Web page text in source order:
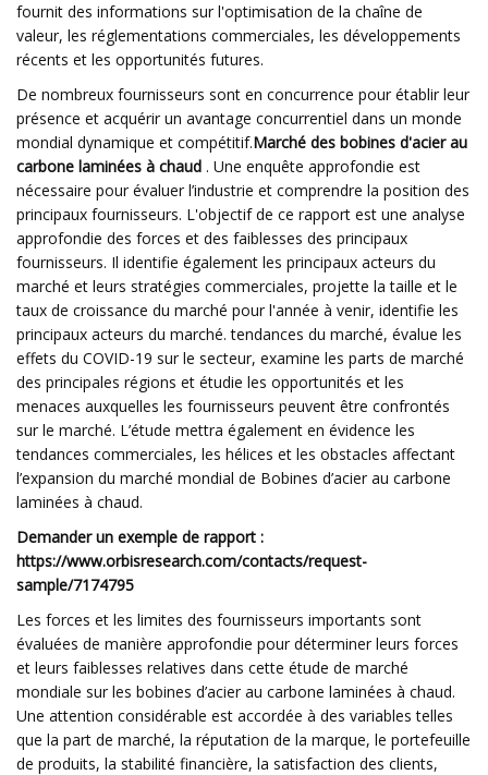
fournit des informations sur l'optimisation de la chaîne de
valeur, les réglementations commerciales, les développements
récents et les opportunités futures.
De nombreux fournisseurs sont en concurrence pour établir leur
présence et acquérir un avantage concurrentiel dans un monde
mondial dynamique et compétitif.Marché des bobines d'acier au
carbone laminées à chaud . Une enquête approfondie est
nécessaire pour évaluer l’industrie et comprendre la position des
principaux fournisseurs. L'objectif de ce rapport est une analyse
approfondie des forces et des faiblesses des principaux
fournisseurs. Il identifie également les principaux acteurs du
marché et leurs stratégies commerciales, projette la taille et le
taux de croissance du marché pour l'année à venir, identifie les
principaux acteurs du marché. tendances du marché, évalue les
effets du COVID-19 sur le secteur, examine les parts de marché
des principales régions et étudie les opportunités et les
menaces auxquelles les fournisseurs peuvent être confrontés
sur le marché. L’étude mettra également en évidence les
tendances commerciales, les hélices et les obstacles affectant
l’expansion du marché mondial de Bobines d’acier au carbone
laminées à chaud.
Demander un exemple de rapport :
https://www.orbisresearch.com/contacts/request-
sample/7174795
Les forces et les limites des fournisseurs importants sont
évaluées de manière approfondie pour déterminer leurs forces
et leurs faiblesses relatives dans cette étude de marché
mondiale sur les bobines d’acier au carbone laminées à chaud.
Une attention considérable est accordée à des variables telles
que la part de marché, la réputation de la marque, le portefeuille
de produits, la stabilité financière, la satisfaction des clients,